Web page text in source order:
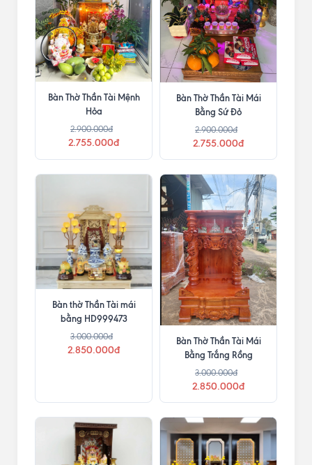
Bàn Thờ Thần Tài Mệnh
Hỏa
2.900.000đ
2.755.000đ
Bàn Thờ Thần Tài Mái
Bằng Sứ Đỏ
2.900.000đ
2.755.000đ
Bàn thờ Thần Tài mái
bằng HD999473
3.000.000đ
2.850.000đ
Bàn Thờ Thần Tài Mái
Bằng Trắng Rồng
3.000.000đ
2.850.000đ